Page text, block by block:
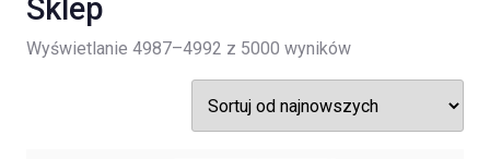
Sklep
Wyświetlanie 4987–4992 z 5000 wynikówPosortowane
najnowszych